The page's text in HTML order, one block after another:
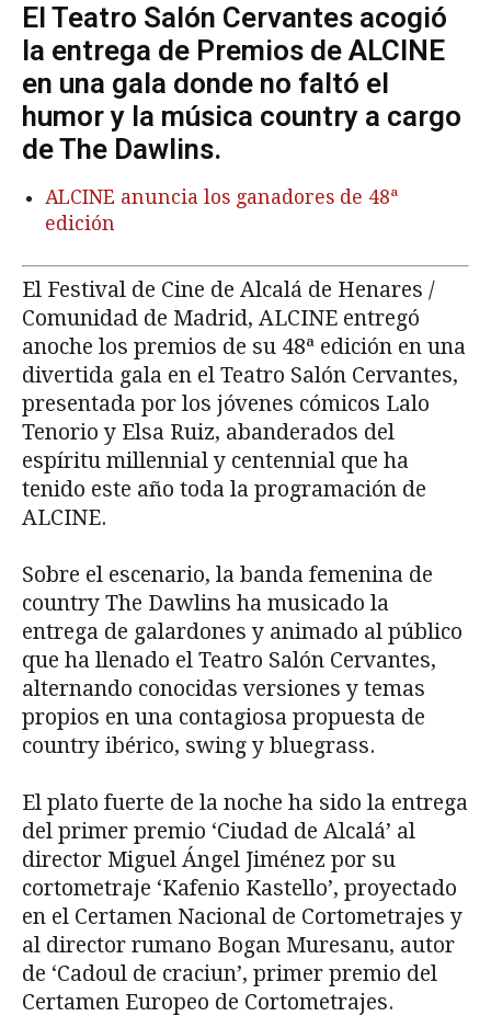
El Teatro Salón Cervantes acogió
la entrega de Premios de ALCINE
en una gala donde no faltó el
humor y la música country a cargo
de The Dawlins.
ALCINE anuncia los ganadores de 48ª
edición
El Festival de Cine de Alcalá de Henares /
Comunidad de Madrid, ALCINE entregó
anoche los premios de su 48ª edición en una
divertida gala en el Teatro Salón Cervantes,
presentada por los jóvenes cómicos Lalo
Tenorio y Elsa Ruiz, abanderados del
espíritu millennial y centennial que ha
tenido este año toda la programación de
ALCINE.
Sobre el escenario, la banda femenina de
country The Dawlins ha musicado la
entrega de galardones y animado al público
que ha llenado el Teatro Salón Cervantes,
alternando conocidas versiones y temas
propios en una contagiosa propuesta de
country ibérico, swing y bluegrass.
El plato fuerte de la noche ha sido la entrega
del primer premio ‘Ciudad de Alcalá’ al
director Miguel Ángel Jiménez por su
cortometraje ‘Kafenio Kastello’, proyectado
en el Certamen Nacional de Cortometrajes y
al director rumano Bogan Muresanu, autor
de ‘Cadoul de craciun’, primer premio del
Certamen Europeo de Cortometrajes.